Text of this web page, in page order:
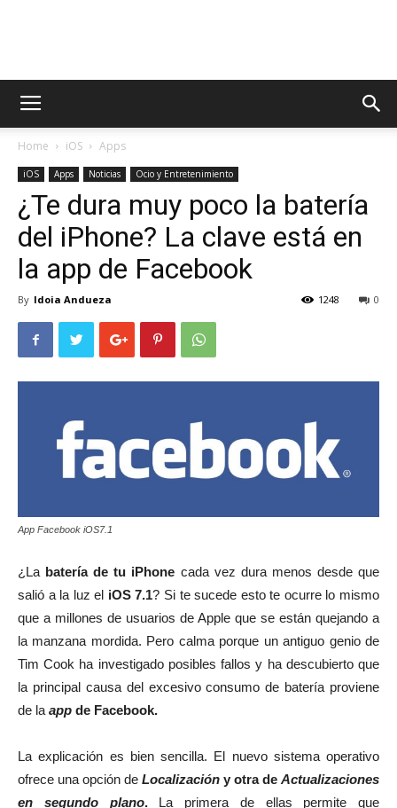
AppsTonic
Home iOS Apps
iOS Apps Noticias Ocio y Entretenimiento
¿Te dura muy poco la batería
del iPhone? La clave está en
la app de Facebook
By Idoia Andueza 0
1248
App Facebook iOS7.1
¿La batería de tu iPhone cada vez dura menos desde que
salió a la luz el iOS 7.1? Si te sucede esto te ocurre lo mismo
que a millones de usuarios de Apple que se están quejando a
la manzana mordida. Pero calma porque un antiguo genio de
Tim Cook ha investigado posibles fallos y ha descubierto que
la principal causa del excesivo consumo de batería proviene
de la app de Facebook.
La explicación es bien sencilla. El nuevo sistema operativo
ofrece una opción de Localización y otra de Actualizaciones
en segundo plano.La primera de ellas permite que